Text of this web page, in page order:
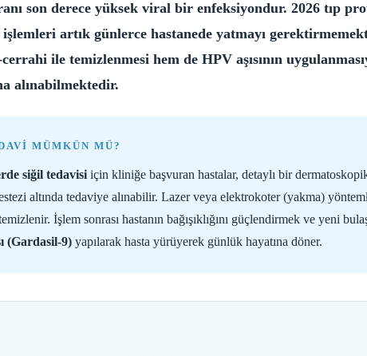
son derece yüksek viral bir enfeksiyondur. 2026 tıp
artık günlerce hastanede yatmayı
ile temizlenmesi hem de HPV aşısının
alınabilmektedir.
MÜMKÜN MÜ?
siğil tedavisiiçin kliniğe başvuran hastalar, detaylı bir
altında tedaviye alınabilir. Lazer veya elektrokoter (yakma)
İşlem sonrası hastanın bağışıklığını güçlendirmek ve yeni
(Gardasil-9)yapılarak hasta yürüyerek günlük hayatına döner.